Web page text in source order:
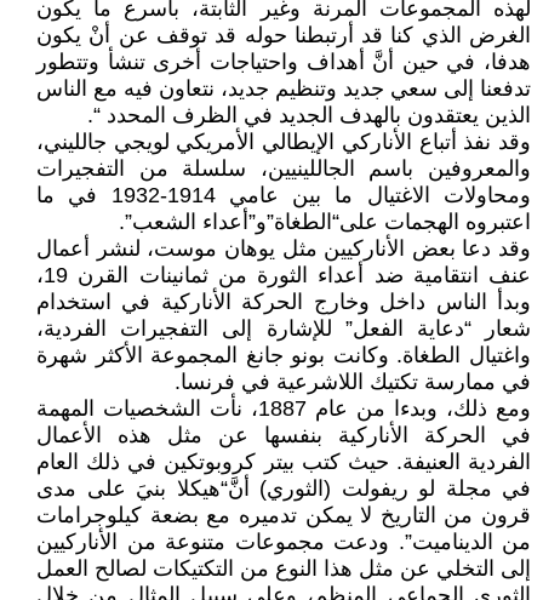
لهذه المجموعات المرنة وغير الثابتة، بأسرع ما يكون
الغرض الذي كنا قد أرتبطنا حوله قد توقف عن أنْ يكون
هدفا، في حين أنَّ أهداف واحتياجات أخرى تنشأ وتتطور
تدفعنا إلى سعي جديد وتنظيم جديد، نتعاون فيه مع الناس
الذين يعتقدون بالهدف الجديد في الظرف المحدد “.
وقد نفذ أتباع الأناركي الإيطالي الأمريكي لويجي جالليني،
والمعروفين باسم الجاللينيين، سلسلة من التفجيرات
ومحاولات الاغتيال ما بين عامي 1914-1932 في ما
اعتبروه الهجمات على“الطغاة”و”أعداء الشعب”.
وقد دعا بعض الأناركيين مثل يوهان موست، لنشر أعمال
عنف انتقامية ضد أعداء الثورة من ثمانينات القرن 19،
وبدأ الناس داخل وخارج الحركة الأناركية في استخدام
شعار “دعاية الفعل” للإشارة إلى التفجيرات الفردية،
واغتيال الطغاة. وكانت بونو جانغ المجموعة الأكثر شهرة
في ممارسة تكتيك اللاشرعية في فرنسا.
ومع ذلك، وبدءا من عام 1887، نأت الشخصيات المهمة
في الحركة الأناركية بنفسها عن مثل هذه الأعمال
الفردية العنيفة. حيث كتب بيتر كروبوتكين في ذلك العام
في مجلة لو ريفولت (الثوري) أنَّ“هيكلا بنيَ على مدى
قرون من التاريخ لا يمكن تدميره مع بضعة كيلوجرامات
من الديناميت”. ودعت مجموعات متنوعة من الأناركيين
إلى التخلي عن مثل هذا النوع من التكتيكات لصالح العمل